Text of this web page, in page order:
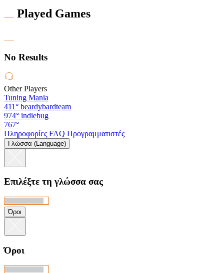
Played Games
No Results
Other Players
Tuning Mania
411° beardybardteam
974° indiebug
767°
Πληροφορίες FAQ Προγραμματιστές
Γλώσσα (Language)
Επιλέξτε τη γλώσσα σας
Όροι
Όροι